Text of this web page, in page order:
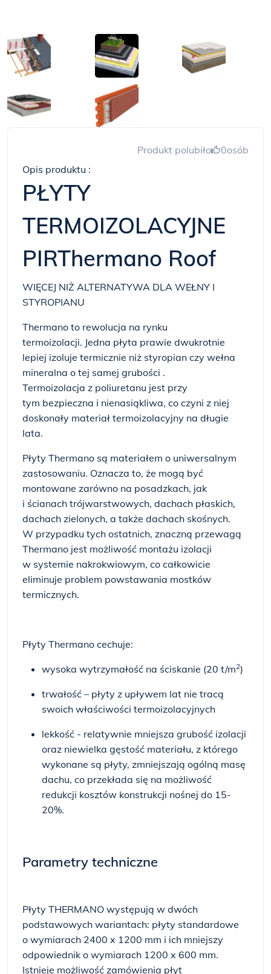
Produkt polubiło 0osób
Opis produktu :
PŁYTY
TERMOIZOLACYJNE
PIRThermano Roof
WIĘCEJ NIŻ ALTERNATYWA DLA WEŁNY I
STYROPIANU
Thermano to rewolucja na rynku
termoizolacji. Jedna płyta prawie dwukrotnie
lepiej izoluje termicznie niż styropian czy wełna
mineralna o tej samej grubości .
Termoizolacja z poliuretanu jest przy
tym bezpieczna i nienasiąkliwa, co czyni z niej
doskonały materiał termoizolacyjny na długie
lata.
Płyty Thermano są materiałem o uniwersalnym
zastosowaniu. Oznacza to, że mogą być
montowane zarówno na posadzkach, jak
i ścianach trójwarstwowych, dachach płaskich,
dachach zielonych, a także dachach skośnych.
W przypadku tych ostatnich, znaczną przewagą
Thermano jest możliwość montażu izolacji
w systemie nakrokwiowym, co całkowicie
eliminuje problem powstawania mostków
termicznych.
Płyty Thermano cechuje:
wysoka wytrzymałość na ściskanie (20 t/m2)
trwałość – płyty z upływem lat nie tracą
swoich właściwości termoizolacyjnych
lekkość - relatywnie mniejsza grubość izolacji
oraz niewielka gęstość materiału, z którego
wykonane są płyty, zmniejszają ogólną masę
dachu, co przekłada się na możliwość
redukcji kosztów konstrukcji nośnej do 15-
20%.
Parametry techniczne
Płyty THERMANO występują w dwóch
podstawowych wariantach: płyty standardowe
o wymiarach 2400 x 1200 mm i ich mniejszy
odpowiednik o wymiarach 1200 x 600 mm.
Istnieje możliwość zamówienia płyt